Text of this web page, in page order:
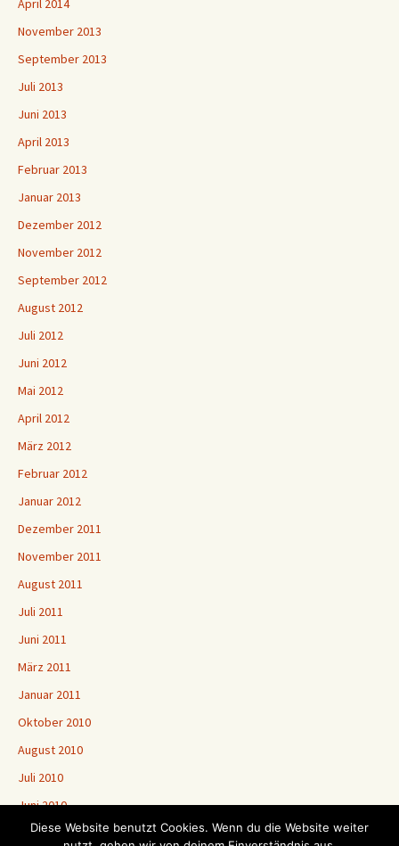
April 2014
November 2013
September 2013
Juli 2013
Juni 2013
April 2013
Februar 2013
Januar 2013
Dezember 2012
November 2012
September 2012
August 2012
Juli 2012
Juni 2012
Mai 2012
April 2012
März 2012
Februar 2012
Januar 2012
Dezember 2011
November 2011
August 2011
Juli 2011
Juni 2011
März 2011
Januar 2011
Oktober 2010
August 2010
Juli 2010
Juni 2010
Diese Website benutzt Cookies. Wenn du die Website weiter